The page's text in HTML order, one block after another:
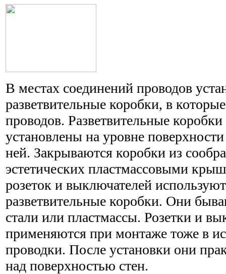
В местах соединений проводов
разветвительные коробки, в
проводов. Разветвительные
установлены на уровне
ней. Закрываются коробки из
эстетических пластмассовыми
розеток и выключателей
разветвительные коробки. Они
стали или пластмассы. Розетки и
применяются при монтаже тоже в
проводки. После установки они
над поверхностью стен.